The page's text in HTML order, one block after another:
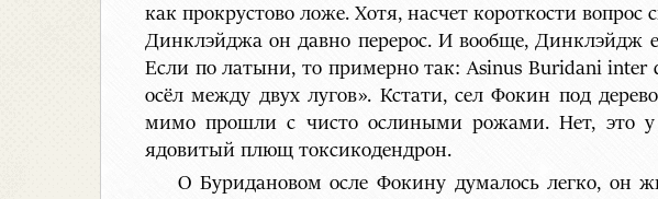
как прокрустово ложе. Хотя, насчет короткости
Динклэйджа он давно перерос. И вообще, Динклэйдж
Если по латыни, то примерно так: Asinus Buridani
осёл между двух лугов». Кстати, сел Фокин под
мимо прошли с чисто ослиными рожами. Нет, это у
ядовитый плющ токсикодендрон.
О Буридановом осле Фокину думалось легко, он